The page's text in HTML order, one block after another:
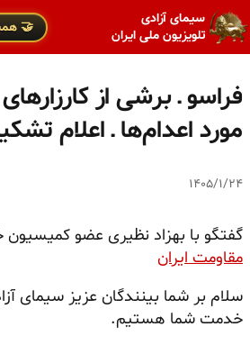
سیمای آزادی
تلویزیون ملی ایران
🤝
فراسو ـ برشی از
مورد اعدام‌ها ـ اعلام
۱۴۰۵/۱/۲۴
گفتگو با بهزاد نظیری عضو کمیسیون
مقاومت ایران
سلام بر شما بینندگان عزیز سیمای
خدمت شما هستیم.